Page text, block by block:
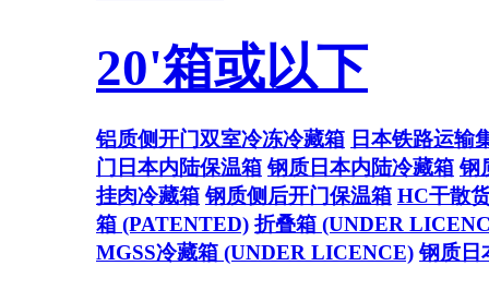
20'箱或以下
铝质侧开门双室冷冻冷藏箱 日本铁路运输
门日本内陆保温箱 钢质日本内陆冷藏箱 钢
挂肉冷藏箱 钢质侧后开门保温箱 HC干散
箱 (PATENTED) 折叠箱 (UNDER
MGSS冷藏箱 (UNDER LICENCE) 钢质日